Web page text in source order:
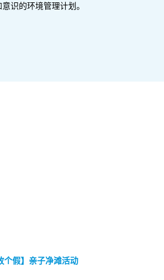
识的环境管理计划。
个假】亲子净滩活动